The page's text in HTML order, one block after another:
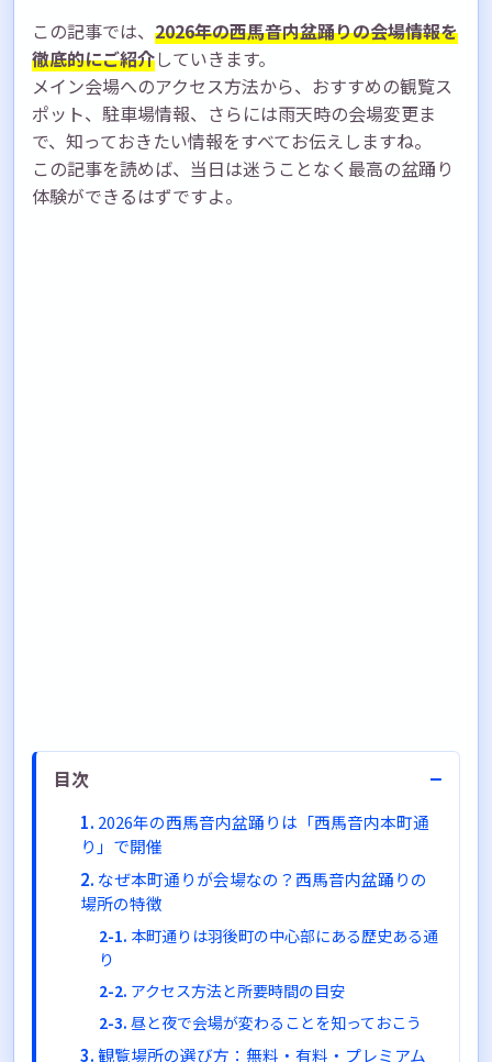
この記事では、 2026年の西馬音内盆踊りの会場情報を
徹底的にご紹介していきます。
メイン会場へのアクセス方法から、おすすめの観覧ス
ポット、駐車場情報、さらには雨天時の会場変更ま
で、知っておきたい情報をすべてお伝えしますね。
この記事を読めば、当日は迷うことなく最高の盆踊り
体験ができるはずですよ。
目次 −
2026年の西馬音内盆踊りは「西馬音内本町通
り」で開催
なぜ本町通りが会場なの？西馬音内盆踊りの
場所の特徴
本町通りは羽後町の中心部にある歴史ある通
り
アクセス方法と所要時間の目安
昼と夜で会場が変わることを知っておこう
観覧場所の選び方：無料・有料・プレミアム